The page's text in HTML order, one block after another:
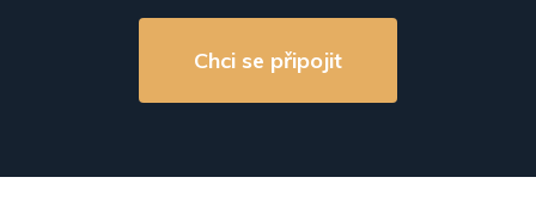
Chci se připojit